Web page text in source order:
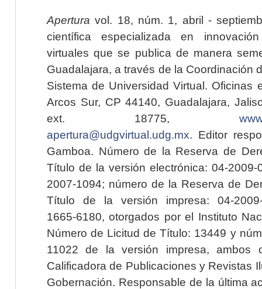
Apertura vol. 18, núm. 1, abril -
científica especializada en
virtuales que se publica de manera
Guadalajara, a través de la Coordinación
Sistema de Universidad Virtual. Oficinas
Arcos Sur, CP 44140, Guadalajara,
ext. 18775,
apertura@udgvirtual.udg.mx. Editor
Gamboa. Número de la Reserva de
Título de la versión electrónica: 04-2009-
2007-1094; número de la Reserva de
Título de la versión impresa: 04-2009-
1665-6180, otorgados por el Instituto
Número de Licitud de Título: 13449 y
11022 de la versión impresa, ambos
Calificadora de Publicaciones y Revistas
Gobernación. Responsable de la última